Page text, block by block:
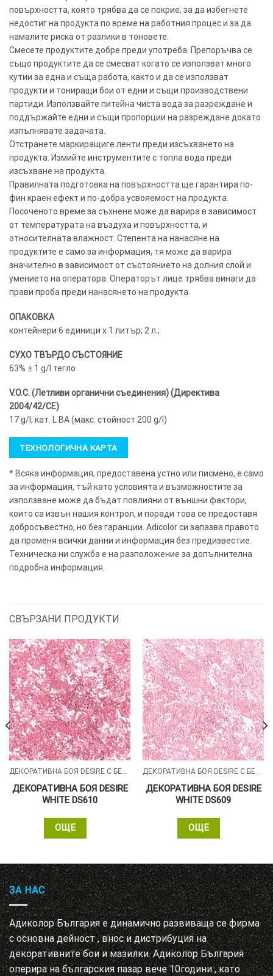
повърхността, която трябва да се покрие, за да избегнете
недостиг на продукта по време на работния процес и за да
намалите риска от разлики в тоновете.
Смесете продуктите добре преди употреба. Препоръчва се
също продуктите да се смесват когато се използват много
кутии за една и съща работа, както и да се използват
продукти и тониращи бои от едни и същи производствени
партиди. Използвайте питейна чиста вода за разреждане и
поддържайте едни и същи пропорции на разреждане докато
изпълнявате задачата.
Отстранете маркиращиге ленти преди изсъхването на
продукта. Измийте инструментите с топла вода преди
изсъхване на продукта.
Правилната подготовка на повърхността ще гарантира по-
фин краен ефект и по-добра усвояемост на продукта.
Посоченото време за съхнене може да варира в зависимост
от температурата на въздуха и повърхността, и
относителната влажност. Степента на нанасяне на
продуктите е само за информация, тя може да варира
значително в зависимост от състоянието на долния слой и
умението на оператора. Операторът лице трябва винаги да
прави проба преди нанасянето на продукта.
ОПАКОВКА
контейнери 6 единици х 1 литър; 2 л.;
СУХО ТВЪРДО СЪСТОЯНИЕ
63% ± 1 g/l тегло
V.O.C. (Летливи органични съединения) (Директива
2004/42/CE)
17 g/l; кат. L BA (макс. стойност 200 g/l)
ТЕХНОЛОГИЧНА КАРТА
* Всяка информация, предоставена устно или писмено, е само
за информация, тъй като условията и възможностите за
използване може да бъдат повлияни от външни фактори,
които са извън нашия контрол, и поради това се предоставя
добросъвестно, но без гаранции. Adicolor си запазва правото
да променя всички данни и информация без предизвестие.
Техническа ни служба е на разположение за допълнителна
подробна информация.
СВЪРЗАНИ ПРОДУКТИ
ДЕКОРАТИВНА БОЯ DESIRE С БЕЛИ СИЛИКОНОВИ ЧАСТИЦИ
ДЕКОРАТИВНА БОЯ DESIRE
WHITE DS610
ОЩЕ
ДЕКОРАТИВНА БОЯ DESIRE С БЕЛИ СИЛИКОНОВИ ЧАСТИЦИ
ДЕКОРАТИВНА БОЯ DESIRE
WHITE DS609
ОЩЕ
ЗА НАС
Адиколор България е динамично развиваща се фирма
с основна дейност , внос и дистрибуция на
декоративните бои и мазилки. Адиколор България
оперира на българския пазар вече 10години , като